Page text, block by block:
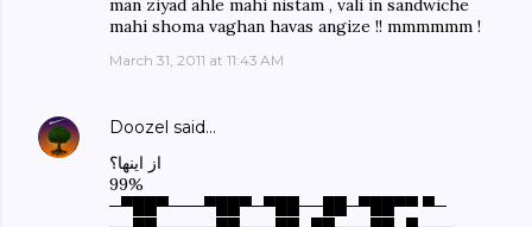
mahi shoma vaghan havas angize !! mmmmmm !
March 31, 2011 at 11:43 AM
Doozel said…
از اینها؟
99%
─▀██▀───▀██▀─▀██──██─▀██▀▀ ▀─